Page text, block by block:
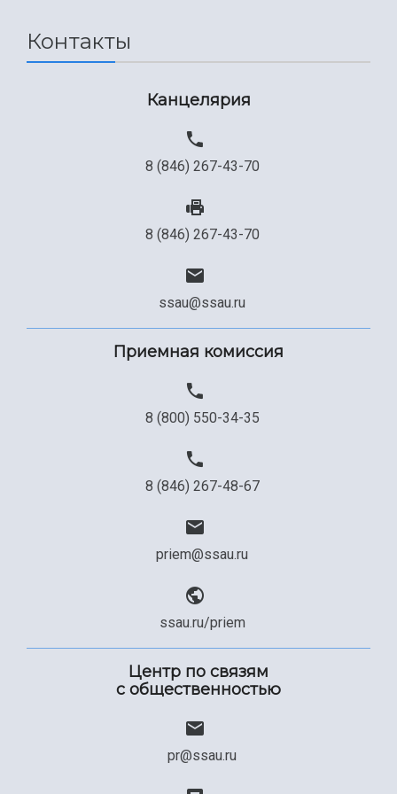
Сведения об образовательной организации
Контакты
Канцелярия
8 (846) 267-43-70
8 (846) 267-43-70
ssau@ssau.ru
Приемная комиссия
8 (800) 550-34-35
8 (846) 267-48-67
priem@ssau.ru
ssau.ru/priem
Центр по связям
с общественностью
pr@ssau.ru